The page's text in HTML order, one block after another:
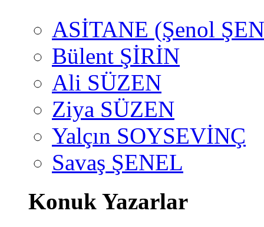
ASİTANE (Şenol
Bülent ŞİRİN
Ali SÜZEN
Ziya SÜZEN
Yalçın SOYSEVİNÇ
Savaş ŞENEL
Konuk Yazarlar